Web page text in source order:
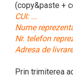
(copy&paste +
CUI: ...
Nume
Nr. telefon
Adresa de
Prin trimiterea